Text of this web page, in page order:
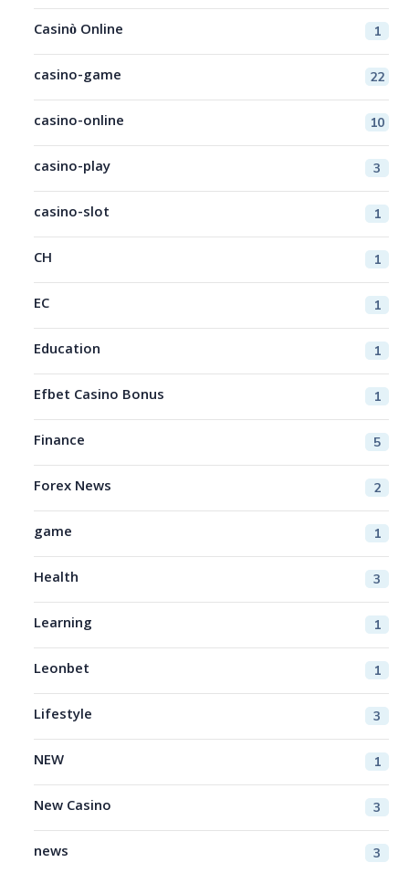
Casinò Online 1
casino-game 22
casino-online 10
casino-play 3
casino-slot 1
CH 1
EC 1
Education 1
Efbet Casino Bonus 1
Finance 5
Forex News 2
game 1
Health 3
Learning 1
Leonbet 1
Lifestyle 3
NEW 1
New Casino 3
news 3